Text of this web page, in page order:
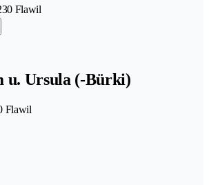
Flawil
u. Ursula (-Bürki)
Flawil